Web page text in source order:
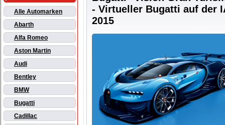
Alle Automarken
Abarth
Alfa Romeo
Aston Martin
Audi
Bentley
BMW
Bugatti
Cadillac
- Virtueller Bugatti auf der
2015